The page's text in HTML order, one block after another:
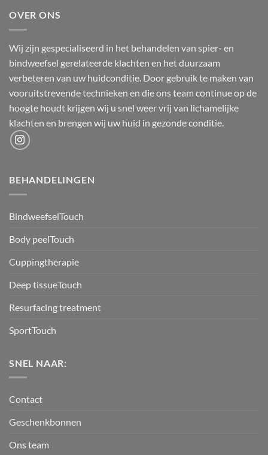
OVER ONS
Wij zijn gespecialiseerd in het behandelen van spier- en
bindweefsel gerelateerde klachten en het duurzaam
verbeteren van uw huidconditie. Door gebruik te maken van
vooruitstrevende technieken en die ons team continue op de
hoogte houdt krijgen wij u snel weer vrij van lichamelijke
klachten en brengen wij uw huid in gezonde conditie.
BEHANDELINGEN
BindweefselTouch
Body peelTouch
Cuppingtherapie
Deep tissueTouch
Resurfacing treatment
SportTouch
SNEL NAAR:
Contact
Geschenkbonnen
Ons team